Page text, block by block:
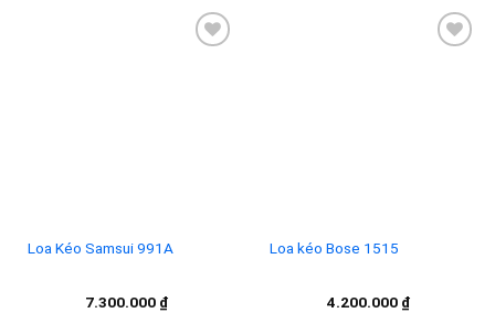
Loa Kéo Samsui 991A
7.300.000 ₫
Loa kéo Bose 1515
4.200.000 ₫